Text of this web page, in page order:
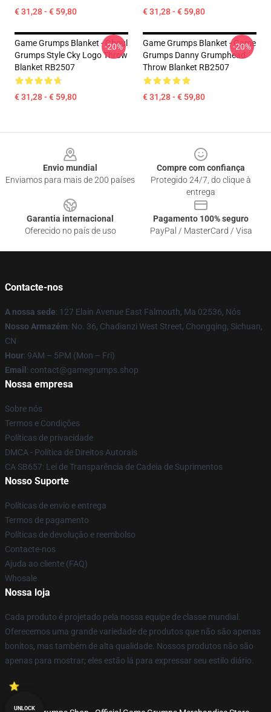
€ 31,28 - € 59,80 € 31,28 - € 59,80
Game Grumps Blanket - Ghoul
Grumps Style Cky Logo Throw
Blanket RB2507
€ 31,28 - € 59,80
-20%
Game Grumps Blanket - Game
Grumps Danny Grumphead
Throw Blanket RB2507
€ 31,28 - € 59,80
-20%
Envio mundial
Enviamos para mais de 200 países
Compre com confiança
Protegido 24/7, do clique à
entrega
Garantia internacional
Oferecido no país de uso
Pagamento 100% seguro
PayPal / MasterCard / Visa
Contacte-nos
A nossa sede: 127 Elain Avenue East Falmouth, Ma 02536, Nós
Nosso Armazém: No. 36, Chadianzi West Street, Chongqing, Sichuan,
CN
Hour: 9AM – 5PM (Mon – Fri)
Email : contact@gamegrumps.shop
Nossa empresa
Sobre nós
Termos e Condições
Políticas de privacidade
DMCA - Política de Direitos Autorais
CA SB657: Lei de Transparência de Cadeia de Suprimentos
Nosso Suporte
Políticas de envio e entrega
Termos de pagamento
Políticas de devolução e reembolso
Contacte-nos
Ajuda ao cliente (FAQ)
Whosale
Nossa loja
Cada produto é projetado pela nossa equipe de classe mundial.
Oferecemos uma grande variedade de produtos que não são apenas
bonitos, mas também de alta qualidade. Nossos produtos não são
apenas para mostrar; eles estão lá para expressar seu estilo diário.
UNLOCK